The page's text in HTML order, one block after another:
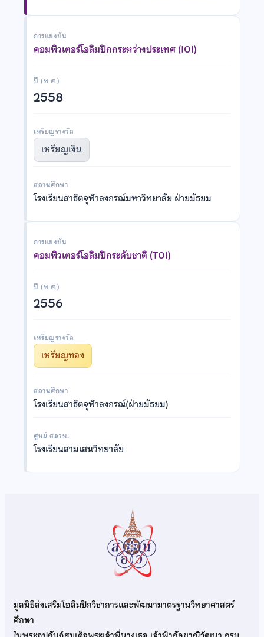
การแข่งขัน
คอมพิวเตอร์โอลิมปิกกระหว่างประเทศ (IOI)
ปี (พ.ศ.)
2558
เหรียญรางวัล
เหรียญเงิน
สถานศึกษา
โรงเรียนสาธิตจุฬาลงกรณ์มหาวิทยาลัย ฝ่ายมัธยม
การแข่งขัน
คอมพิวเตอร์โอลิมปิกระดับชาติ (TOI)
ปี (พ.ศ.)
2556
เหรียญรางวัล
เหรียญทอง
สถานศึกษา
โรงเรียนสาธิตจุฬาลงกรณ์(ฝ่ายมัธยม)
ศูนย์ สอวน.
โรงเรียนสามเสนวิทยาลัย
มูลนิธิส่งเสริมโอลิมปิกวิชาการและพัฒนามาตรฐานวิทยาศาสตร์
ศึกษา